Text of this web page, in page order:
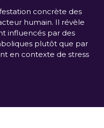
concrète des
humain. Il révèle
influencés par des
plutôt que par
en contexte de stress